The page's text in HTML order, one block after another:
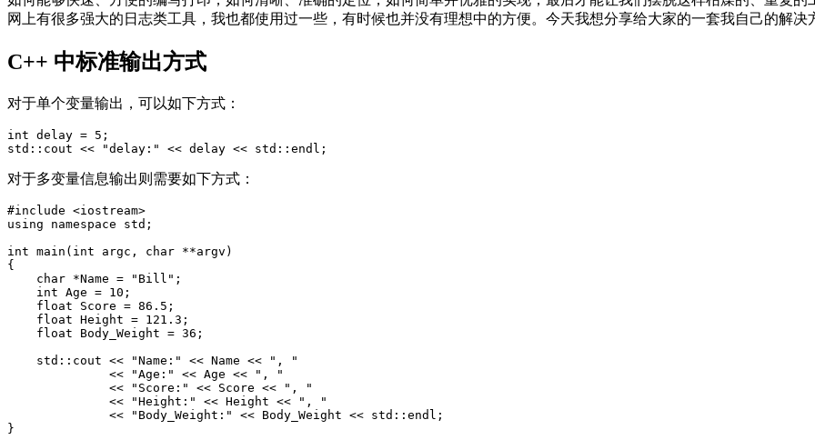
网上有很多强大的日志类工具，我也都使用过一些，有时候也并没有理想中的方便。今天我想分享给大家的一套我自己的解决
C++ 中标准输出方式
对于单个变量输出，可以如下方式：
int delay = 5 ;
std :: cout << "delay:" << delay << std :: endl ;
对于多变量信息输出则需要如下方式：
#include <iostream>
using
namespace std ;
int main ( int argc , char **argv )
{
char *Name = "Bill" ;
int Age = 10 ;
float
Score = 86.5 ;
float Height = 121.3 ;
float
Body_Weight = 36 ;
std :: cout << "Name:" << Name <<
", "
<<
"Age:" << Age <<
", "
<<
"Score:" << Score <<
", "
<<
"Height:" << Height <<
", "
<<
"Body_Weight:" << Body_Weight << std :: endl ;
}